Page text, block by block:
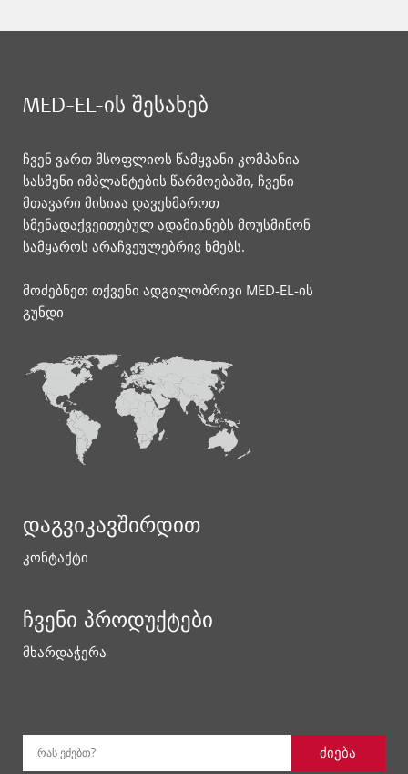
MED-EL-ის შესახებ
ჩვენ ვართ მსოფლიოს წამყვანი კომპანია
სასმენი იმპლანტების წარმოებაში, ჩვენი
მთავარი მისიაა დავეხმაროთ
სმენადაქვეითებულ ადამიანებს მოუსმინონ
სამყაროს არაჩვეულებრივ ხმებს.
მოძებნეთ თქვენი ადგილობრივი MED-EL-ის
გუნდი
დაგვიკავშირდით
კონტაქტი
ჩვენი პროდუქტები
მხარდაჭერა
რას ეძებთ? ძიება